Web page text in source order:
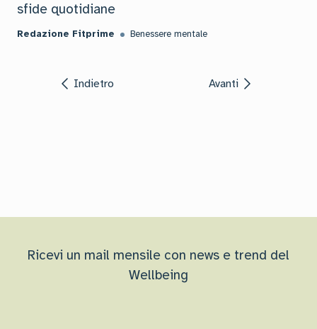
sfide quotidiane
Redazione Fitprime Benessere mentale
Indietro Avanti
Ricevi un mail mensile con news e trend del
Wellbeing